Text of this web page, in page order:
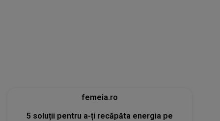
femeia.ro
5 soluții pentru a-ți recăpăta energia pe